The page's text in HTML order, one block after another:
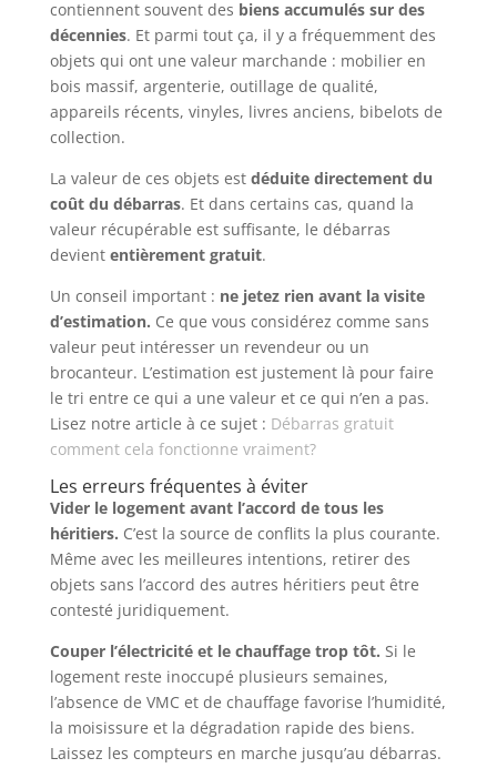
contiennent souvent des biens accumulés sur des
décennies. Et parmi tout ça, il y a fréquemment des
objets qui ont une valeur marchande : mobilier en
bois massif, argenterie, outillage de qualité,
appareils récents, vinyles, livres anciens, bibelots de
collection.
La valeur de ces objets est déduite directement du
coût du débarras. Et dans certains cas, quand la
valeur récupérable est suffisante, le débarras
devient entièrement gratuit.
Un conseil important : ne jetez rien avant la visite
d’estimation. Ce que vous considérez comme sans
valeur peut intéresser un revendeur ou un
brocanteur. L’estimation est justement là pour faire
le tri entre ce qui a une valeur et ce qui n’en a pas.
Lisez notre article à ce sujet : Débarras gratuit
comment cela fonctionne vraiment?
Les erreurs fréquentes à éviter
Vider le logement avant l’accord de tous les
héritiers. C’est la source de conflits la plus courante.
Même avec les meilleures intentions, retirer des
objets sans l’accord des autres héritiers peut être
contesté juridiquement.
Couper l’électricité et le chauffage trop tôt. Si le
logement reste inoccupé plusieurs semaines,
l’absence de VMC et de chauffage favorise l’humidité,
la moisissure et la dégradation rapide des biens.
Laissez les compteurs en marche jusqu’au débarras.